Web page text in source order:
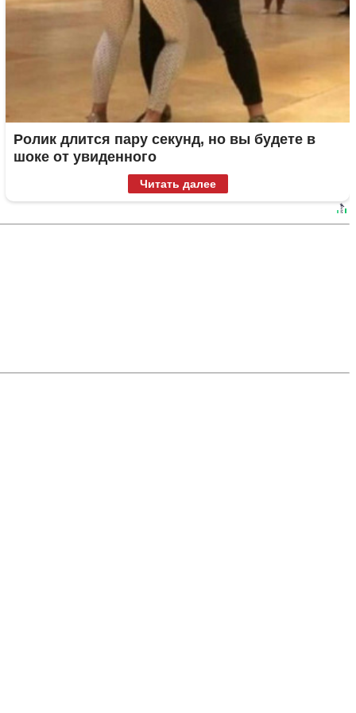
Ролик длится пару секунд, но вы будете в
шоке от увиденного
Читать далее